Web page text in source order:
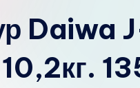
Daiwa